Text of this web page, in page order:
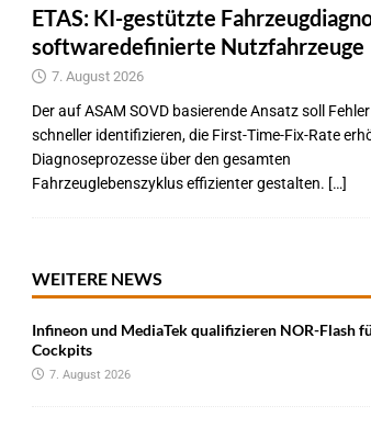
ETAS: KI-gestützte
softwaredefinierte Nutzfahrzeuge
7. August 2026
Der auf ASAM SOVD basierende Ansatz soll Fehler
schneller identifizieren, die First-Time-Fix-Rate
Diagnoseprozesse über den gesamten
Fahrzeuglebenszyklus effizienter gestalten. […]
WEITERE NEWS
Infineon und MediaTek qualifizieren NOR-Flash
Cockpits
7. August 2026